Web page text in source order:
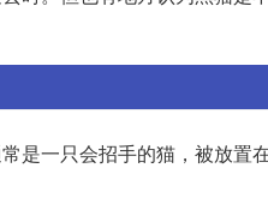
是一只会招手的猫，被放置